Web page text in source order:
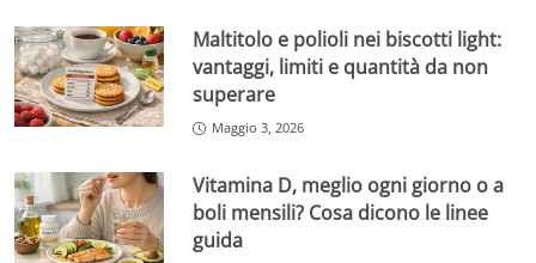
Maltitolo e polioli nei biscotti light:
vantaggi, limiti e quantità da non
superare
Maggio 3, 2026
Vitamina D, meglio ogni giorno o a
boli mensili? Cosa dicono le linee
guida